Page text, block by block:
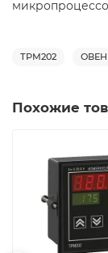
ТРМ202 ОВЕН
Похожие